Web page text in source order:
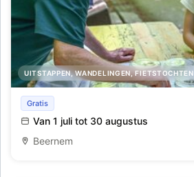
UITSTAPPEN, WANDELINGEN, FIETSTOCHTEN
Natuurleuk
Gratis
Van 1 juli tot 30 augustus
Beernem